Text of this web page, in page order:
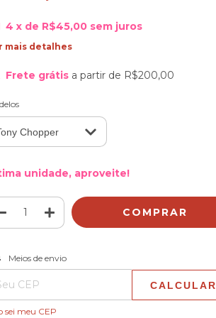
4 x de R$45,00 sem juros
mais detalhes
Frete grátis a partir de R$200,00
unidade, aproveite!
para o CEP:
Meios de envio
CALCULAR
sei meu CEP